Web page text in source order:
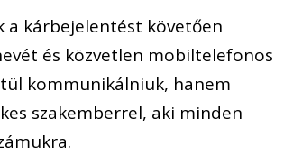
a kárbejelentést követően
és közvetlen mobiltelefonos
kommunikálniuk, hanem
szakemberrel, aki minden